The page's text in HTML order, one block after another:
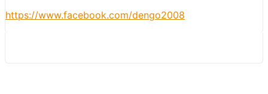
https://www.facebook.com/dengo2008